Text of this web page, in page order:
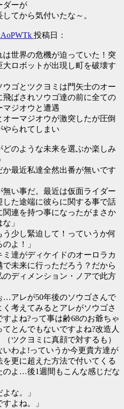
ダーが
てから気付いたな～。
投稿日：
世界の危機が迫っていた！突
ロボットが出現し町を破壊す
ゴとツクヨミは門矢士のオー
飛ばされソウゴ達の前に全ての
マジオウと遭遇
ーマジオウが激突したが圧倒
やられてしまい
のような未来を選ぶか楽しみ
最近私達全然出番が無いです
い事だ。最近は仮面ライダー
た途端に彼らに関する事で話
関連を持つ事になったがまさか
」
少し緊迫して！っていうか何
よ！」
達がディケイドのオーロラカ
未来に行っただろう？だから
のディメンション・ノアで此方
…アレが50年後のソウゴさんで
考えてみるとアレがソウゴさ
よね?って事は齢68のお爺ちゃ
とんでもないですよね?改造人
ツクヨミに真顔で対するも）
いわよ!っていうか今更貴方達が
更に超えた方法で付いてくる
のよ…後1週間もこんな感じだな
な。」
よね。」